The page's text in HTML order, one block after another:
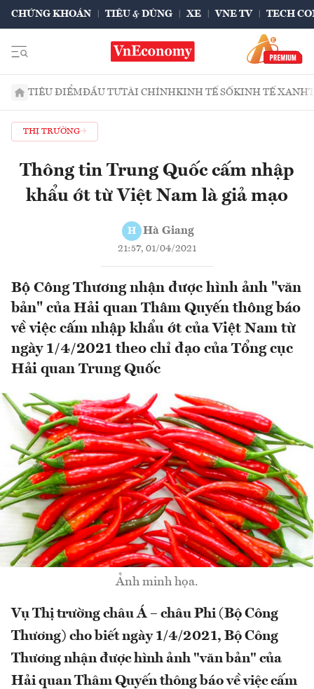
CHỨNG KHOÁN TIÊU & DÙNG XE VNE TV TECH
TIÊU ĐIỂMĐẦU TƯTÀI CHÍNHKINH TẾ SỐKINH TẾ XANH
THỊ TRƯỜNG
Thông tin Trung Quốc cấm nhập
khẩu ớt từ Việt Nam là giả mạo
H Hà Giang
21:57, 01/04/2021
Bộ Công Thương nhận được hình ảnh "văn
bản" của Hải quan Thâm Quyến thông báo
về việc cấm nhập khẩu ớt của Việt Nam từ
ngày 1/4/2021 theo chỉ đạo của Tổng cục
Hải quan Trung Quốc
Ảnh minh họa.
Vụ Thị trường châu Á – châu Phi (Bộ Công
Thương) cho biết ngày 1/4/2021, Bộ Công
Thương nhận được hình ảnh "văn bản" của
Hải quan Thâm Quyến thông báo về việc cấm